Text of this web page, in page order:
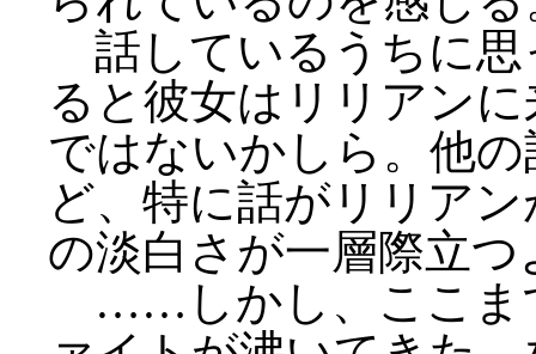
話しているうちに思
ると彼女はリリアン
ではないかしら。他
ど、特に話がリリア
の淡白さが一層際立
……しかし、ここま